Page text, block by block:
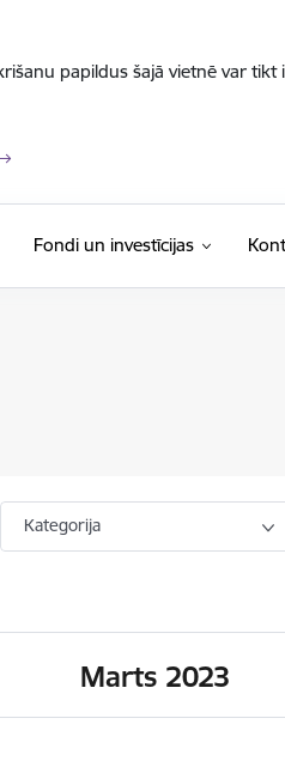
papildus šajā vietnē var
Fondi un investīcijas
Kategorija
Marts 2023